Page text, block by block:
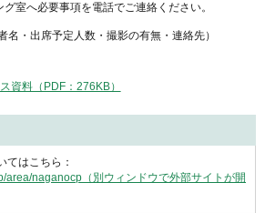
室へ必要事項を電話でご連絡ください。
・出席予定人数・撮影の有無・連絡先）
資料（PDF：276KB）
てはこちら：
area/naganocp（別ウィンドウで外部サイトが開